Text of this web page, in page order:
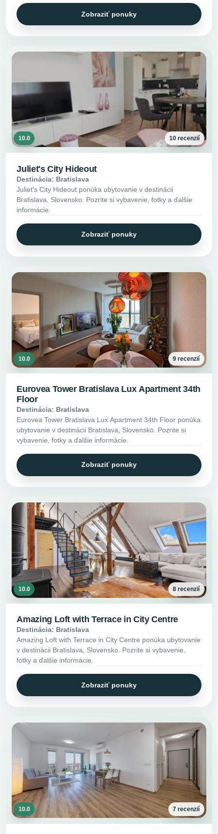
Zobraziť ponuky
10.0 10 recenzií
Juliet's City Hideout
Destinácia: Bratislava
Juliet's City Hideout ponúka ubytovanie v destinácii
Bratislava, Slovensko. Pozrite si vybavenie, fotky a ďalšie
informácie.
Zobraziť ponuky
10.0 9 recenzií
Eurovea Tower Bratislava Lux Apartment 34th
Floor
Destinácia: Bratislava
Eurovea Tower Bratislava Lux Apartment 34th Floor ponúka
ubytovanie v destinácii Bratislava, Slovensko. Pozrite si
vybavenie, fotky a ďalšie informácie.
Zobraziť ponuky
10.0 8 recenzií
Amazing Loft with Terrace in City Centre
Destinácia: Bratislava
Amazing Loft with Terrace in City Centre ponúka ubytovanie
v destinácii Bratislava, Slovensko. Pozrite si vybavenie,
fotky a ďalšie informácie.
Zobraziť ponuky
10.0 7 recenzií